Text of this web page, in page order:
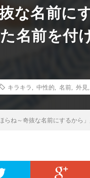
な名前に
名前を付
キラキラ 中性的 名前 外見
ほらね～奇抜な名前にするから